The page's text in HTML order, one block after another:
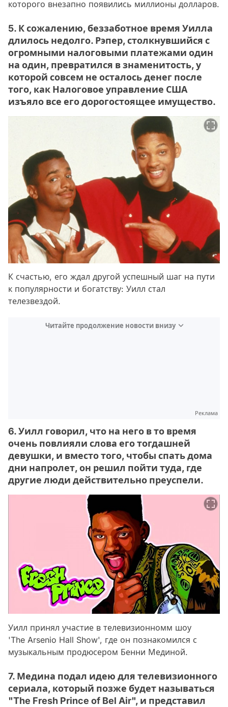
которого внезапно появились миллионы долларов.
5. К сожалению, беззаботное время Уилла
длилось недолго. Рэпер, столкнувшийся с
огромными налоговыми платежами один
на один, превратился в знаменитость, у
которой совсем не осталось денег после
того, как Налоговое управление США
изъяло все его дорогостоящее имущество.
К счастью, его ждал другой успешный шаг на пути
к популярности и богатству: Уилл стал
телезвездой.
Читайте продолжение новости внизу
Реклама
6. Уилл говорил, что на него в то время
очень повлияли слова его тогдашней
девушки, и вместо того, чтобы спать дома
дни напролет, он решил пойти туда, где
другие люди действительно преуспели.
Уилл принял участие в телевизионномм шоу
'The Arsenio Hall Show', где он познакомился с
музыкальным продюсером Бенни Мединой.
7. Медина подал идею для телевизионного
сериала, который позже будет называться
"The Fresh Prince of Bel Air", и представил